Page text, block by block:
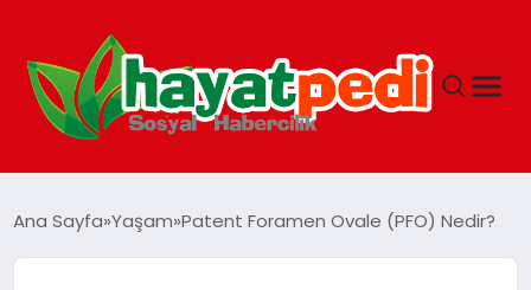
Ana Sayfa Yaşam Patent Foramen Ovale (PFO) Nedir?